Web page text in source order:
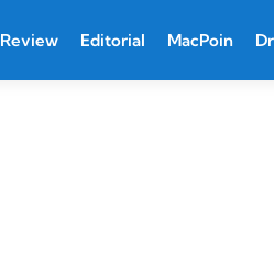
Review Editorial MacPoin